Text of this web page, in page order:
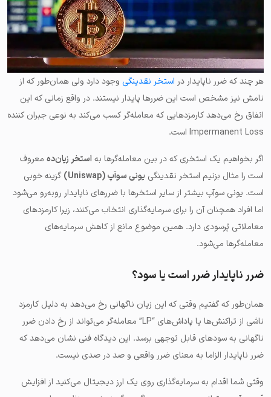
هر چند که ضرر ناپایدار در استخر نقدینگی وجود دارد ولی همان‌طور که از
نامش نیز مشخص است این ضررها پایدار نیستند. در واقع زمانی که این
اتفاق رخ می‌دهد کارمزدهایی که معامله‌گر کسب می‌کند به نوعی جبران کننده
Impermanent Loss است.
اگر بخواهیم یک استخری که در بین معامله‌گرها به استخر زیان‌ده معروف
است را مثال بزنیم استخر نقدینگی یونی سوآپ (Uniswap)
گزینه خوبی
است. یونی سوآپ بیشتر از سایر استخرها با ضررهای ناپایدار روبه‌رو می‌شود
اما افراد همچنان آن را برای سرمایه‌گذاری انتخاب می‌کنند، زیرا کارمزدهای
معاملاتی پُرسودی دارد. همین موضوع مانع از کاهش سرمایه‌های
معامله‌گرها می‌شود.
ضرر ناپایدار ضرر است یا سود؟
همان‌طور که گفتیم وقتی که این زیان ناگهانی رخ می‌دهد به دلیل کارمزد
ناشی از تراکنش‌ها یا پاداش‌های “LP” معامله‌گر می‌تواند از رخ دادن ضرر
ناگهانی به سودهای قابل توجهی برسد. این دیدگاه فنی نشان می‌دهد که
ضرر ناپایدار الزاما به معنای ضرر واقعی و صد در صدی نیست.
وقتی شما اقدام به سرمایه‌گذاری روی یک ارز دیجیتال می‌کنید از افزایش